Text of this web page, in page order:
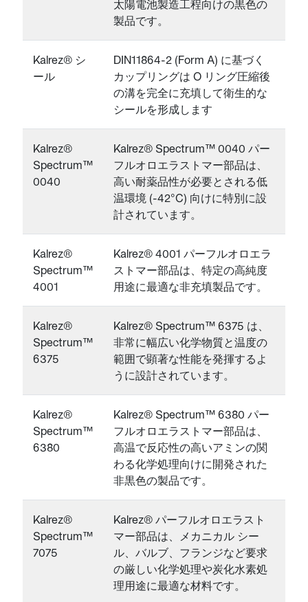
太陽電池製造工程向けの黒色の
製品です。
Kalrez® シ
ール
DIN11864-2 (Form A) に基づく
カップリングは O リング圧縮後
の溝を完全に充填して衛生的な
シールを形成します
Kalrez®
Spectrum™
0040
Kalrez® Spectrum™ 0040 パー
フルオロエラストマー部品は、
高い耐薬品性が必要とされる低
温環境 (-42°C) 向けに特別に設
計されています。
Kalrez®
Spectrum™
4001
Kalrez® 4001 パーフルオロエラ
ストマー部品は、特定の高純度
用途に最適な非充填製品です。
Kalrez®
Spectrum™
6375
Kalrez® Spectrum™ 6375 は、
非常に幅広い化学物質と温度の
範囲で顕著な性能を発揮するよ
うに設計されています。
Kalrez®
Spectrum™
6380
Kalrez® Spectrum™ 6380 パー
フルオロエラストマー部品は、
高温で反応性の高いアミンの関
わる化学処理向けに開発された
非黒色の製品です。
Kalrez®
Spectrum™
7075
Kalrez® パーフルオロエラスト
マー部品は、メカニカル シー
ル、バルブ、フランジなど要求
の厳しい化学処理や炭化水素処
理用途に最適な材料です。